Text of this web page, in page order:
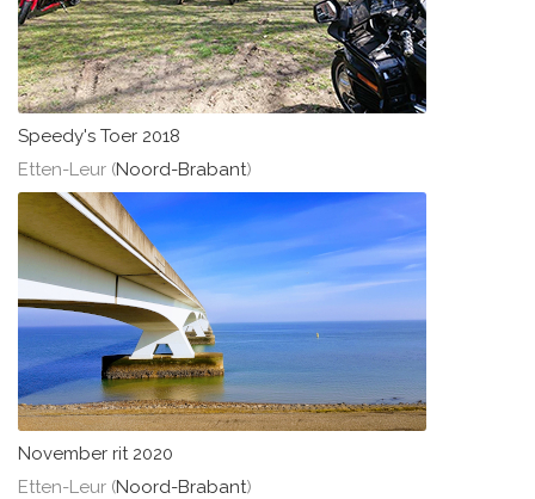
Speedy's Toer 2018
Etten-Leur (Noord-Brabant)
November rit 2020
Etten-Leur (Noord-Brabant)